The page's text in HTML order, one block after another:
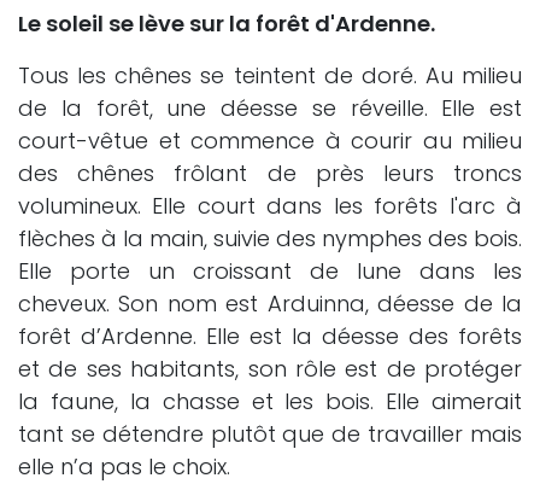
Le soleil se lève sur la forêt d'Ardenne.
Tous les chênes se teintent de doré. Au milieu
de la forêt, une déesse se réveille. Elle est
court-vêtue et commence à courir au milieu
des chênes frôlant de près leurs troncs
volumineux. Elle court dans les forêts l'arc à
flèches à la main, suivie des nymphes des bois.
Elle porte un croissant de lune dans les
cheveux. Son nom est Arduinna, déesse de la
forêt d’Ardenne. Elle est la déesse des forêts
et de ses habitants, son rôle est de protéger
la faune, la chasse et les bois. Elle aimerait
tant se détendre plutôt que de travailler mais
elle n’a pas le choix.